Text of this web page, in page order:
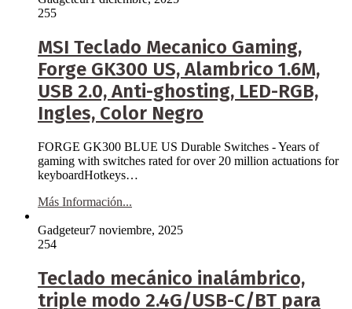
255
MSI Teclado Mecanico Gaming,
Forge GK300 US, Alambrico 1.6M,
USB 2.0, Anti-ghosting, LED-RGB,
Ingles, Color Negro
FORGE GK300 BLUE US Durable Switches - Years of
gaming with switches rated for over 20 million actuations for
keyboardHotkeys…
Más Información...
Gadgeteur7 noviembre, 2025
254
Teclado mecánico inalámbrico,
triple modo 2.4G/USB-C/BT para